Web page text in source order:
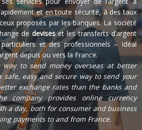
et en toute sécurité, à des taux
proposés par les banques. La société
dedeviseset les transferts d’argent
et des professionnels – Idéal
depuis ou vers la France.
to send money overseas at better
safe, easy and secure way to send your
exchange rates than the banks and
company provides online currency
a day, both for consumer and business
payments to and from France.